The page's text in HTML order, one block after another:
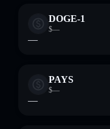
DOGE-1
$—
—
PAYS
$—
—